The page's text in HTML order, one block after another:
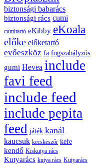
biztonsági babarács
biztonsági rács cumi
cumitartó eKibby eKoala
előke előketartó
evőeszköz fa fogszabályzós
gumi Hevea include
favi feed
include feed
include pepita
feed játék kanál
kaucsuk kecskeszőr kefe
kendő Kiskutya rács
Kutyarács kutya rács Kutyarács